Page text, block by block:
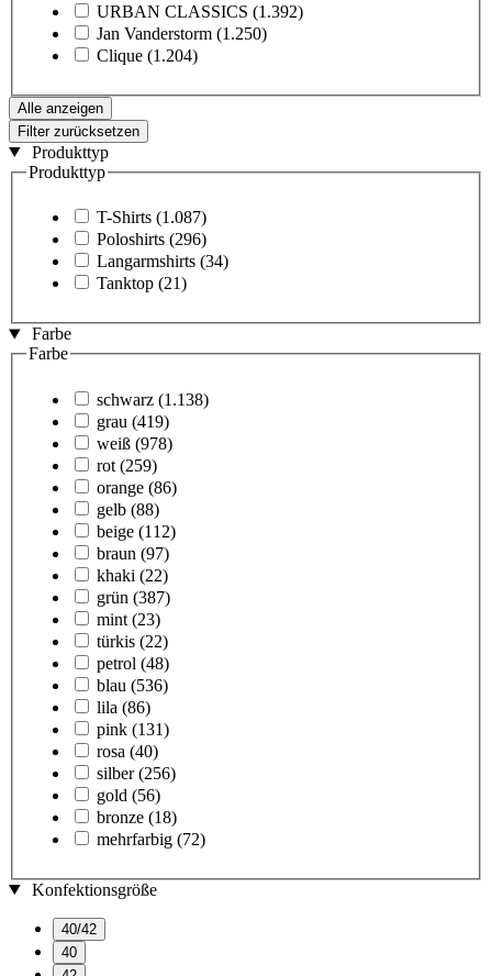
URBAN CLASSICS (1.392)
Jan Vanderstorm (1.250)
Clique (1.204)
Alle anzeigen
Filter zurücksetzen
Produkttyp
Produkttyp
T-Shirts (1.087)
Poloshirts (296)
Langarmshirts (34)
Tanktop (21)
Farbe
Farbe
schwarz (1.138)
grau (419)
weiß (978)
rot (259)
orange (86)
gelb (88)
beige (112)
braun (97)
khaki (22)
grün (387)
mint (23)
türkis (22)
petrol (48)
blau (536)
lila (86)
pink (131)
rosa (40)
silber (256)
gold (56)
bronze (18)
mehrfarbig (72)
Konfektionsgröße
40/42
40